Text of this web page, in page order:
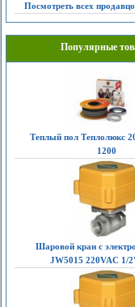
Посмотреть всех
Популярные
Теплый пол Теплолюкс
1200
Шаровой кран с
JW5015 220VAC 1/